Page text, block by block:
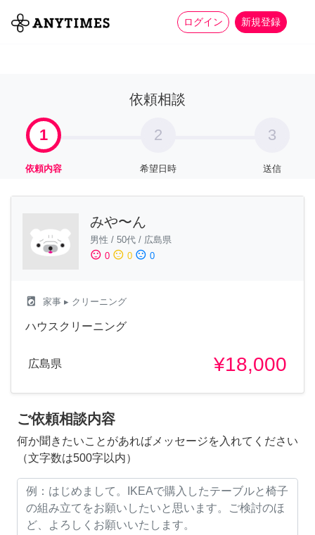
ログイン 新規登録
全て 家事 more_horiz
依頼相談
1
依頼内容
2
希望日時
3
送信
みや〜ん
男性 / 50代 / 広島県
sentiment_satisfied 0 sentiment_neutral 0 sentiment_dissatisfied 0
local_laundry_service 家事 ▸ クリーニング
ハウスクリーニング
広島県 ¥18,000
ご依頼相談内容
何か聞きたいことがあればメッセージを入れてください
（文字数は500字以内）